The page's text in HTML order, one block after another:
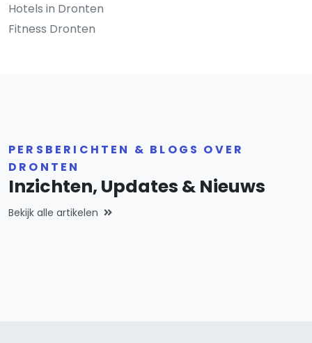
Hotels in Dronten
Fitness Dronten
PERSBERICHTEN & BLOGS OVER
DRONTEN
Inzichten, Updates & Nieuws
Bekijk alle artikelen